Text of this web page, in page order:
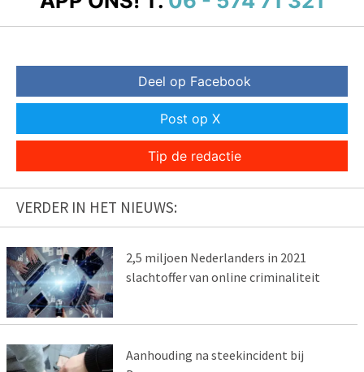
Deel op Facebook
Post op X
Tip de redactie
VERDER IN HET NIEUWS:
2,5 miljoen Nederlanders in 2021
slachtoffer van online criminaliteit
Aanhouding na steekincident bij